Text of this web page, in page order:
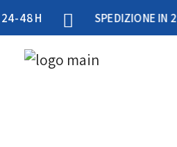
SPEDIZIONE IN 24-48 H